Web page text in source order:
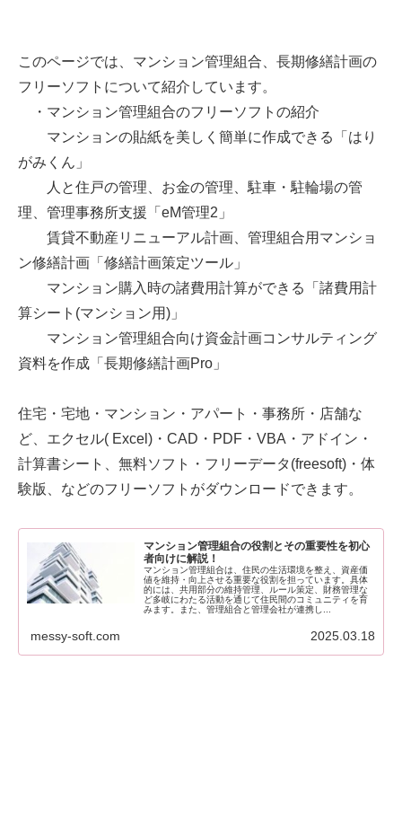
このページでは、マンション管理組合、長期修繕計画の
フリーソフトについて紹介しています。
・マンション管理組合のフリーソフトの紹介
マンションの貼紙を美しく簡単に作成できる「はり
がみくん」
人と住戸の管理、お金の管理、駐車・駐輪場の管
理、管理事務所支援「eM管理2」
賃貸不動産リニューアル計画、管理組合用マンショ
ン修繕計画「修繕計画策定ツール」
マンション購入時の諸費用計算ができる「諸費用計
算シート(マンション用)」
マンション管理組合向け資金計画コンサルティング
資料を作成「長期修繕計画Pro」
住宅・宅地・マンション・アパート・事務所・店舗な
ど、エクセル( Excel)・CAD・PDF・VBA・アドイン・
計算書シート、無料ソフト・フリーデータ(freesoft)・体
験版、などのフリーソフトがダウンロードできます。
マンション管理組合の役割とその重要性を初心
者向けに解説！
マンション管理組合は、住民の生活環境を整え、資産価
値を維持・向上させる重要な役割を担っています。具体
的には、共用部分の維持管理、ルール策定、財務管理な
ど多岐にわたる活動を通じて住民間のコミュニティを育
みます。また、管理組合と管理会社が連携し...
messy-soft.com 2025.03.18